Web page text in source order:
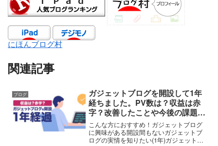
にほんブログ村
関連記事
ブログ
ガジェットブログを開設して1年
経ちました。PV数は？収益は赤
字？改善したことや今後の課題な
どを報告
こんな方におすすめ！ガジェットブログ
に興味がある開設間もないガジェットブ
ログの実情を知りたい(1年)ガジェットブ